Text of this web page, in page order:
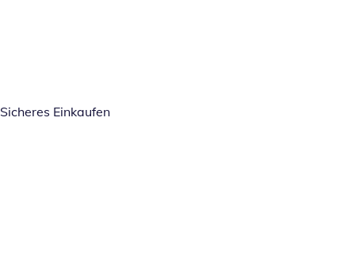
Sicheres Einkaufen